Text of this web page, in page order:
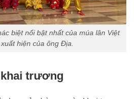
biệt nổi bật nhất của múa lân Việt
hiện của ông Địa.
trương